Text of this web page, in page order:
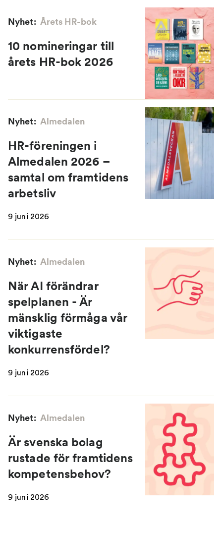
Nyhet: Årets HR-bok
10 nomineringar till
årets HR-bok 2026
Nyhet: Almedalen
HR-föreningen i
Almedalen 2026 –
samtal om framtidens
arbetsliv
9 juni 2026
Nyhet: Almedalen
När AI förändrar
spelplanen - Är
mänsklig förmåga vår
viktigaste
konkurrensfördel?
9 juni 2026
Nyhet: Almedalen
Är svenska bolag
rustade för framtidens
kompetensbehov?
9 juni 2026